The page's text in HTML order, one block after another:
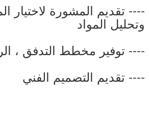
---- تقديم المشورة لاختيار
وتحليل المواد
---- توفير مخطط التدفق ،
---- تقديم التصميم الفني